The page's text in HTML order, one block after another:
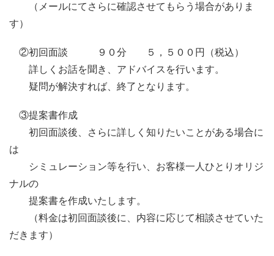
（メールにてさらに確認させてもらう場合がありま
す）
②初回面談 ９０分 ５，５００円（税込）
詳しくお話を聞き、アドバイスを行います。
疑問が解決すれば、終了となります。
③提案書作成
初回面談後、さらに詳しく知りたいことがある場合に
は
シミュレーション等を行い、お客様一人ひとりオリジ
ナルの
提案書を作成いたします。
（料金は初回面談後に、内容に応じて相談させていた
だきます）